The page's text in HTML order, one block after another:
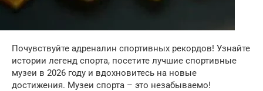
Почувствуйте адреналин спортивных рекордов! Узнайте
истории легенд спорта, посетите лучшие спортивные
музеи в 2026 году и вдохновитесь на новые
достижения. Музеи спорта – это незабываемо!